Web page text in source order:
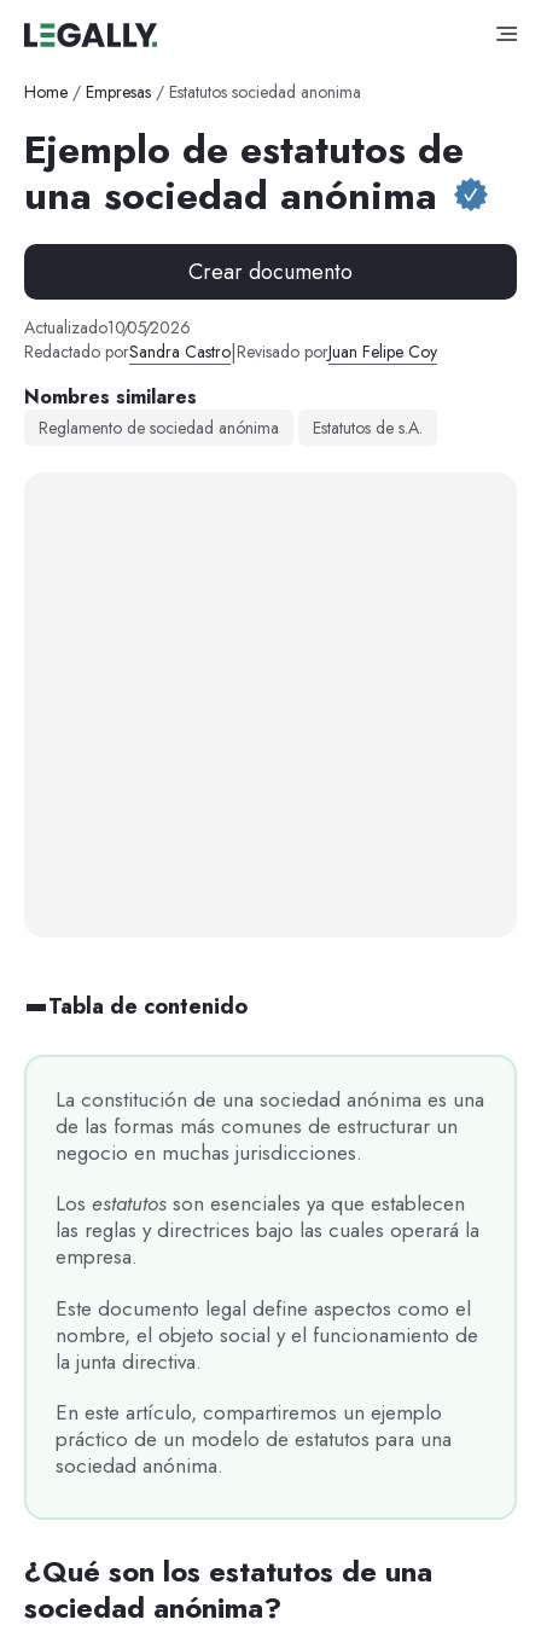
Home / Empresas / Estatutos sociedad anonima
Ejemplo de estatutos de
una sociedad anónima
Crear documento
Actualizado10/05/2026
Redactado porSandra Castro|Revisado porJuan Felipe Coy
Nombres similares
Reglamento de sociedad anónima Estatutos de s.A.
La constitución de una sociedad anónima es una
de las formas más comunes de estructurar un
negocio en muchas jurisdicciones.
Los estatutosson esenciales ya que establecen
las reglas y directrices bajo las cuales operará la
empresa.
Este documento legal define aspectos como el
nombre, el objeto social y el funcionamiento de
la junta directiva.
En este artículo, compartiremos un ejemplo
práctico de un modelo de estatutos para una
sociedad anónima.
Tabla de contenido
¿Qué son los estatutos de una
sociedad anónima?